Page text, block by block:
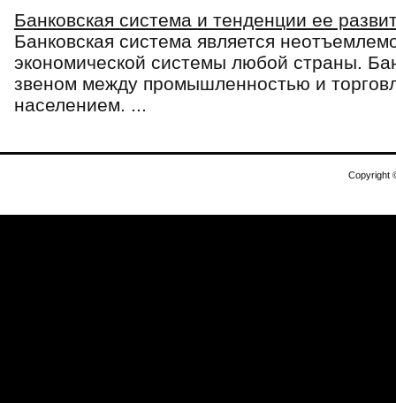
Банковская система и тенденции ее
Банковская система является
экономической системы любой страны.
звеном между промышленностью и
населением. ...
Copyright